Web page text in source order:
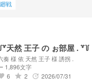
戦
꒦꒷天然 王子 の ぉ部屋 . ꒷꒦
奏 様 依 天然 王子 様 誘拐 .
1,896文字
6 grade 2 update 2026/07/31